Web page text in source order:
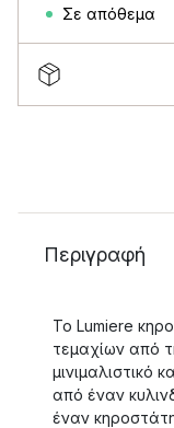
Σε απόθεμα
Περιγραφή
Το Lumiere
τεμαχίων από
μινιμαλιστικό
από έναν
έναν